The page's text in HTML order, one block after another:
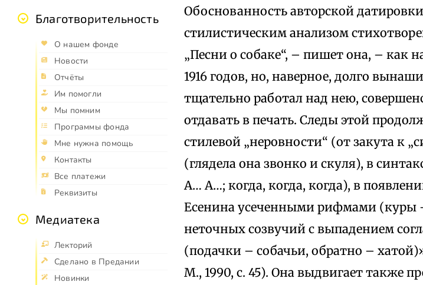
Благотворительность
О нашем фонде
Новости
Отчёты
Им помогли
Мы помним
Программы фонда
Мне нужна помощь
Контакты
Все платежи
Реквизиты
Медиатека
Лекторий
Сделано в Предании
Новинки
Обоснованность авторской
стилистическим анализом
„Песни о собаке“, – пишет она, – как
1916 годов, но, наверное, долго
тщательно работал над нею,
отдавать в печать. Следы этой
стилевой „неровности“ (от закута к
(глядела она звонко и скуля), в
А… А…; когда, когда, когда), в
Есенина усеченными рифмами (куры
неточных созвучий с выпадением
(подачки – собачьи, обратно –
М., 1990, с. 45). Она выдвигает также